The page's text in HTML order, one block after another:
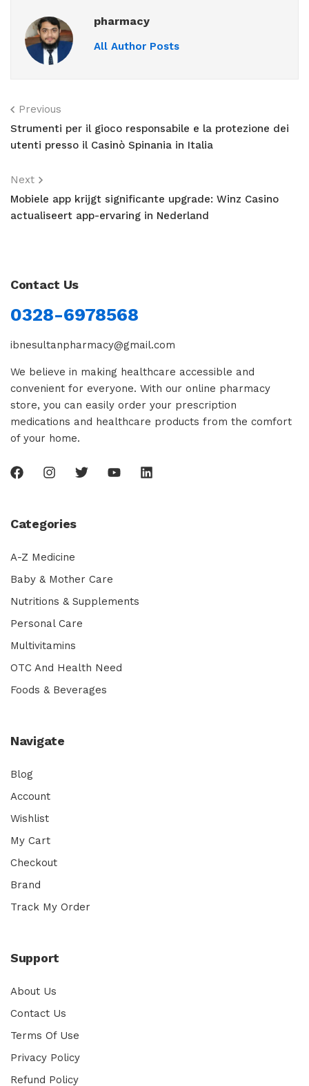
pharmacy
All Author Posts
Previous
Strumenti per il gioco responsabile e la protezione dei
utenti presso il Casinò Spinania in Italia
Next
Mobiele app krijgt significante upgrade: Winz Casino
actualiseert app-ervaring in Nederland
Contact Us
0328-6978568
ibnesultanpharmacy@gmail.com
We believe in making healthcare accessible and
convenient for everyone. With our online pharmacy
store, you can easily order your prescription
medications and healthcare products from the comfort
of your home.
Categories
A-Z Medicine
Baby & Mother Care
Nutritions & Supplements
Personal Care
Multivitamins
OTC And Health Need
Foods & Beverages
Navigate
Blog
Account
Wishlist
My Cart
Checkout
Brand
Track My Order
Support
About Us
Contact Us
Terms Of Use
Privacy Policy
Refund Policy